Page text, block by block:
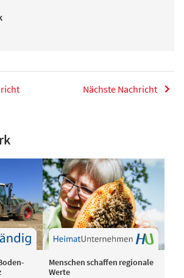
Nächste Nachricht
Menschen schaffen regionale
Werte